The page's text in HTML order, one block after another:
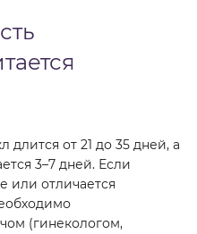
от 21 до 35 дней, а
3–7 дней. Если
или отличается
(гинекологом,